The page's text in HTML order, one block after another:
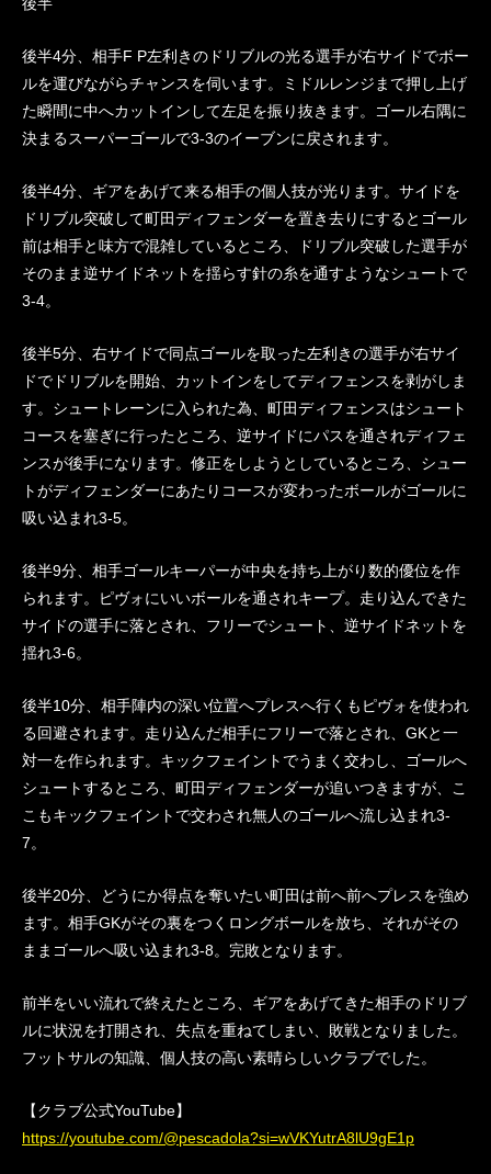
後半
後半4分、相手F P左利きのドリブルの光る選手が右サイドでボー
ルを運びながらチャンスを伺います。ミドルレンジまで押し上げ
た瞬間に中へカットインして左足を振り抜きます。ゴール右隅に
決まるスーパーゴールで3-3のイーブンに戻されます。
後半4分、ギアをあげて来る相手の個人技が光ります。サイドを
ドリブル突破して町田ディフェンダーを置き去りにするとゴール
前は相手と味方で混雑しているところ、ドリブル突破した選手が
そのまま逆サイドネットを揺らす針の糸を通すようなシュートで
3-4。
後半5分、右サイドで同点ゴールを取った左利きの選手が右サイ
ドでドリブルを開始、カットインをしてディフェンスを剥がしま
す。シュートレーンに入られた為、町田ディフェンスはシュート
コースを塞ぎに行ったところ、逆サイドにパスを通されディフェ
ンスが後手になります。修正をしようとしているところ、シュー
トがディフェンダーにあたりコースが変わったボールがゴールに
吸い込まれ3-5。
後半9分、相手ゴールキーパーが中央を持ち上がり数的優位を作
られます。ピヴォにいいボールを通されキープ。走り込んできた
サイドの選手に落とされ、フリーでシュート、逆サイドネットを
揺れ3-6。
後半10分、相手陣内の深い位置へプレスへ行くもピヴォを使われ
る回避されます。走り込んだ相手にフリーで落とされ、GKと一
対一を作られます。キックフェイントでうまく交わし、ゴールへ
シュートするところ、町田ディフェンダーが追いつきますが、こ
こもキックフェイントで交わされ無人のゴールへ流し込まれ3-
7。
後半20分、どうにか得点を奪いたい町田は前へ前へプレスを強め
ます。相手GKがその裏をつくロングボールを放ち、それがその
ままゴールへ吸い込まれ3-8。完敗となります。
前半をいい流れで終えたところ、ギアをあげてきた相手のドリブ
ルに状況を打開され、失点を重ねてしまい、敗戦となりました。
フットサルの知識、個人技の高い素晴らしいクラブでした。
【クラブ公式YouTube】
https://youtube.com/@pescadola?si=wVKYutrA8lU9gE1p